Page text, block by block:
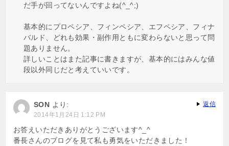
だ手が回ってないんですよね(^_^;)
基本的にプロペシア、フィンペシア、エフペシア、フィナ
バルド、どれも効果・副作用ともに変わらないと思って問
題ありません。
詳しいことはまた記事に書きますが、基本的にはみんな値
段以外同じだと考えていいです。
SON より:
2014年1月24日 1:12 PM
お答えいただきありがとうございます^_^
番長さんのブログを見て私も勇気をいただきました！
返信